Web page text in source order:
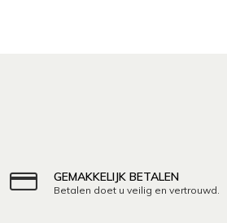
GEMAKKELIJK BETALEN
Betalen doet u veilig en vertrouwd.